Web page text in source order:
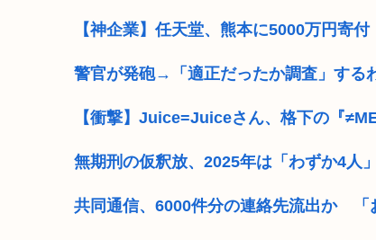
【神企業】任天堂、熊本に5000万円寄付
警官が発砲→「適正だったか調査」する
【衝撃】Juice=Juiceさん、格下の『
無期刑の仮釈放、2025年は「わずか4人
共同通信、6000件分の連絡先流出か 「